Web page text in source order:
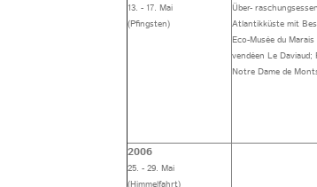
13. - 17. Mai
(Pfingsten)
Über-
Atlantikküste mit
Eco-Musée du
vendéen Le Daviaud;
Notre Dame de
2006
25. - 29. Mai
(Himmelfahrt)